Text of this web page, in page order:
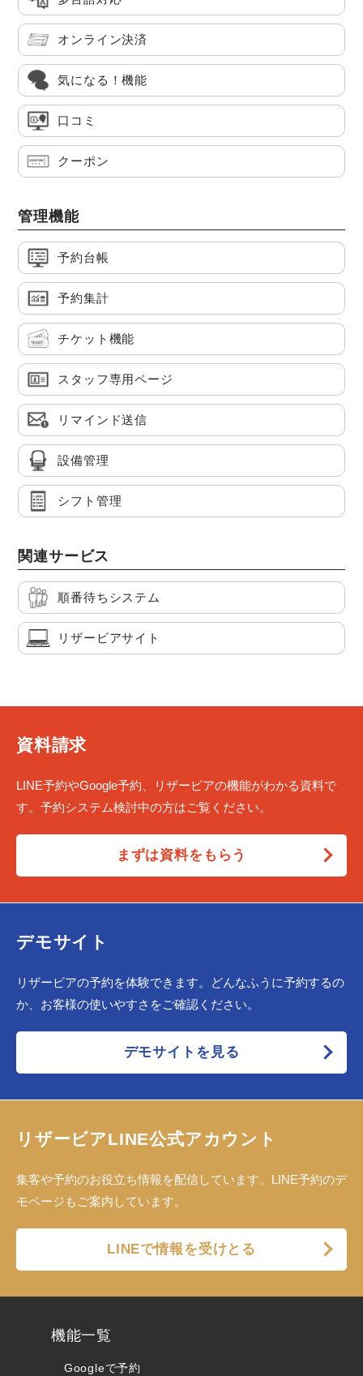
オンライン決済
気になる！機能
口コミ
クーポン
管理機能
予約台帳
予約集計
チケット機能
スタッフ専用ページ
リマインド送信
設備管理
シフト管理
関連サービス
順番待ちシステム
リザービアサイト
資料請求
LINE予約やGoogle予約、リザービアの機能がわかる資料で
す。予約システム検討中の方はご覧ください。
まずは資料をもらう
デモサイト
リザービアの予約を体験できます。どんなふうに予約するの
か、お客様の使いやすさをご確認ください。
デモサイトを見る
リザービアLINE公式アカウント
集客や予約のお役立ち情報を配信しています。LINE予約のデ
モページもご案内しています。
LINEで情報を受けとる
機能一覧
Googleで予約